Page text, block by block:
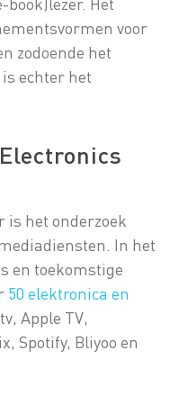
voor
zodoende het
echter het
is het onderzoek
In het
en toekomstige
50 elektronica en
Apple TV,
Spotify, Bliyoo en